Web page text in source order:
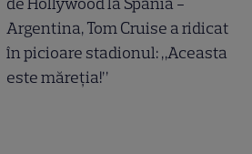
de Hollywood la Spania -
Argentina, Tom Cruise a ridicat
în picioare stadionul: „Aceasta
este măreția!”